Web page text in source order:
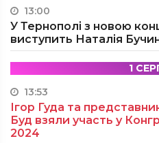
13:00
У Тернополі з новою
виступить Наталія
1
13:53
Ігор Гуда та
Буд взяли участь у
2024